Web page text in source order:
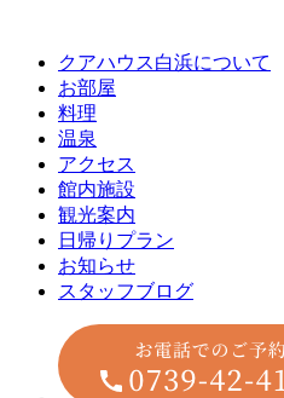
クアハウス白浜について
お部屋
料理
温泉
アクセス
館内施設
観光案内
⽇帰りプラン
お知らせ
スタッフブログ